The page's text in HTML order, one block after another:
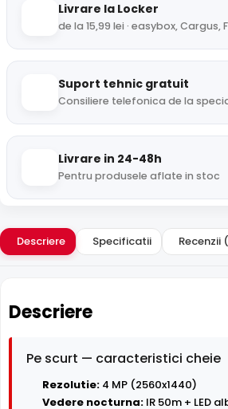
Livrare la Locker
de la 15,99 lei · easybox, Cargus,
Suport tehnic gratuit
Consiliere telefonica de la
Livrare in 24-48h
Pentru produsele aflate in stoc
Descriere Specificatii Recenzii
Descriere
Pe scurt — caracteristici cheie
Rezolutie: 4 MP (2560x1440)
Vedere nocturna: IR 50m + LED